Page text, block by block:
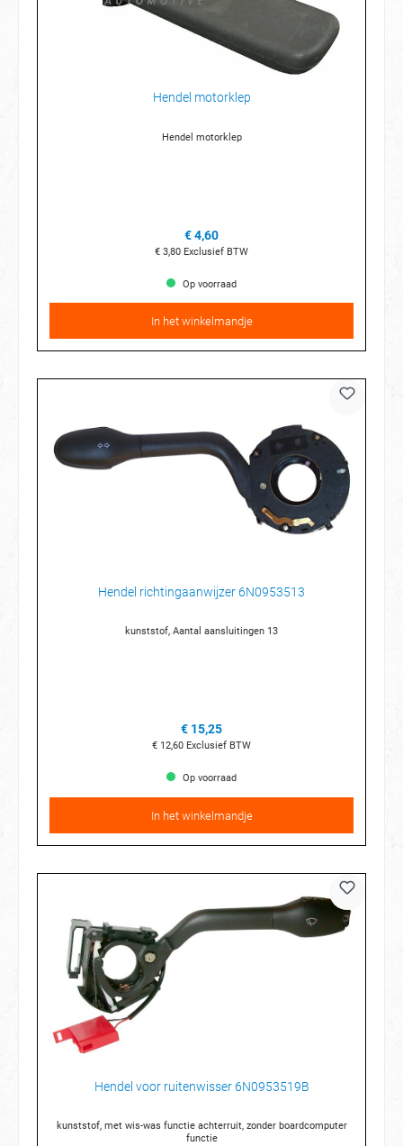
Hendel motorklep
Hendel motorklep
€ 4,60
€ 3,80 Exclusief BTW
Op voorraad
In het winkelmandje
Hendel richtingaanwijzer 6N0953513
kunststof, Aantal aansluitingen 13
€ 15,25
€ 12,60 Exclusief BTW
Op voorraad
In het winkelmandje
Hendel voor ruitenwisser 6N0953519B
kunststof, met wis-was functie achterruit, zonder boardcomputer
functie